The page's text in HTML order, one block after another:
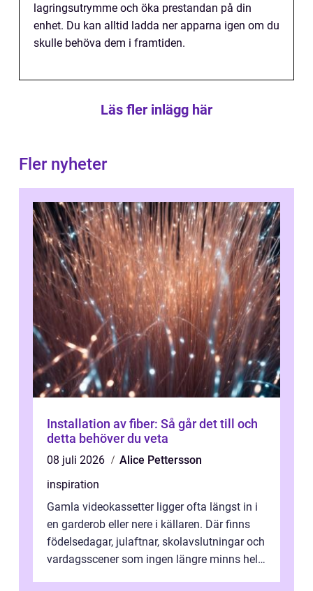
lagringsutrymme och öka prestandan på din
enhet. Du kan alltid ladda ner apparna igen om du
skulle behöva dem i framtiden.
Läs fler inlägg här
Fler nyheter
Installation av fiber: Så går det till och
detta behöver du veta
08 juli 2026
Alice Pettersson
inspiration
Gamla videokassetter ligger ofta längst in i
en garderob eller nere i källaren. Där finns
födelsedagar, julaftnar, skolavslutningar och
vardagsscener som ingen längre minns helt.